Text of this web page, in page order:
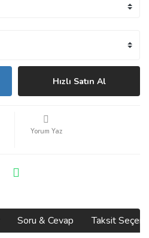
Hızlı Satın Al
Yorum Yaz
Soru & Cevap Taksit